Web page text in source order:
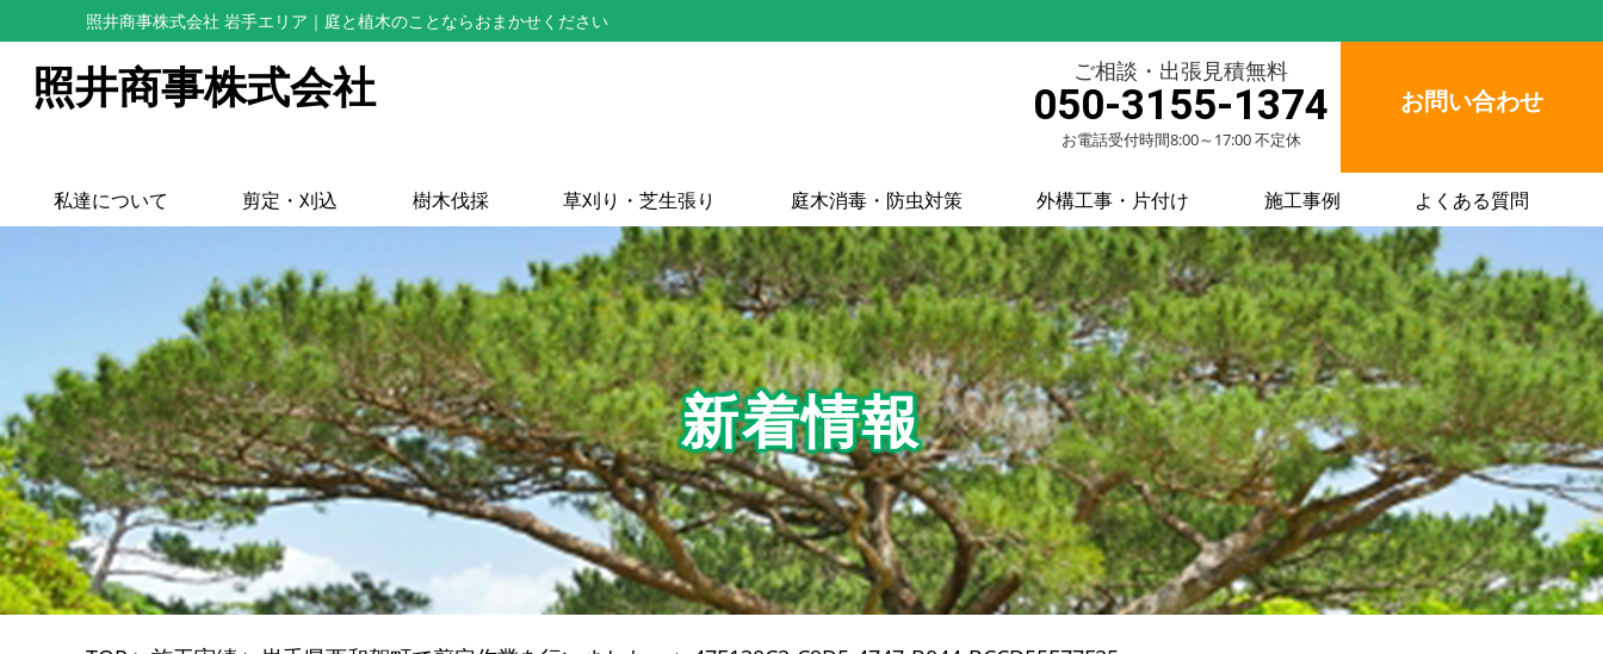
照井商事株式会社 岩手エリア ｜庭と植木のことならおまかせください
照井商事株式会社 ご相談・出張見積無料
050-3155-1374
お電話受付時間8:00～17:00 不定休
お問い合わせ
私達について 剪定・刈込 樹木伐採 草刈り・芝生張り 庭木消毒・防虫対策 外構工事・片付け 施工事例 よくある質問
新着情報